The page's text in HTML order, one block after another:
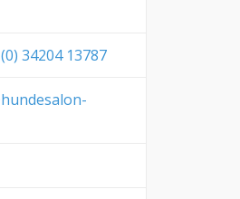
34204 13787
hundesalon-